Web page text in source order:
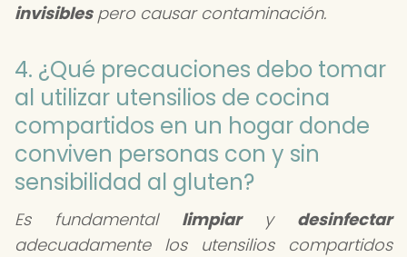
invisiblespero causar contaminación.
4. ¿Qué precauciones debo tomar
al utilizar utensilios de cocina
compartidos en un hogar donde
conviven personas con y sin
sensibilidad al gluten?
Es fundamental limpiary desinfectar
adecuadamente los utensilios compartidos